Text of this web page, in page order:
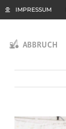
Zum
Inhalt
IMPRESSUM
ABBRUCH
Zeige